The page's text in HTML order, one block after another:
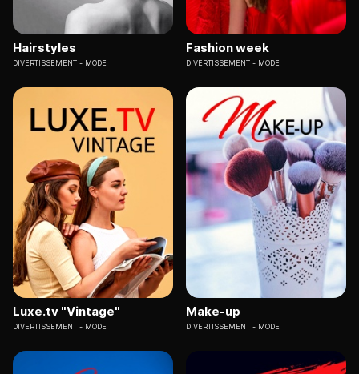
Hairstyles
DIVERTISSEMENT MODE
Fashion week
DIVERTISSEMENT MODE
Luxe.tv "Vintage"
DIVERTISSEMENT MODE
Make-up
DIVERTISSEMENT MODE